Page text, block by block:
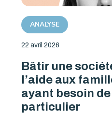
ANALYSE
22 avril 2026
Bâtir une
l’aide aux
ayant besoin
particulier